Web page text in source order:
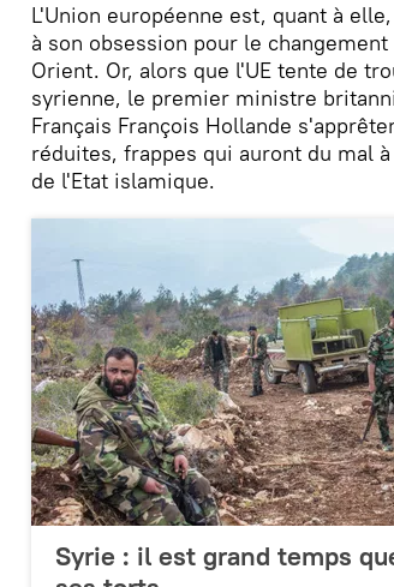
L'Union européenne est, quant à
à son obsession pour le
Orient. Or, alors que l'UE tente de
syrienne, le premier ministre
Français François Hollande
réduites, frappes qui auront du mal
de l'Etat islamique.
Syrie : il est grand temps